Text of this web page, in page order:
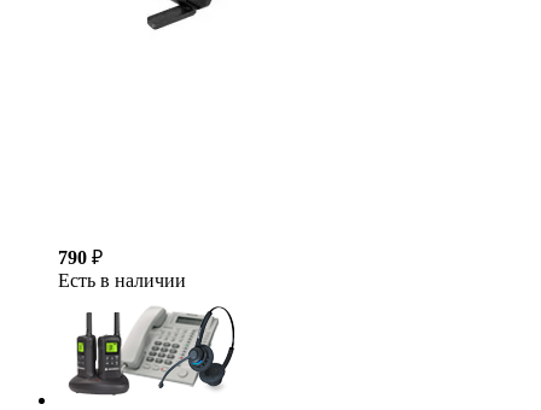
790 ₽
Есть в наличии